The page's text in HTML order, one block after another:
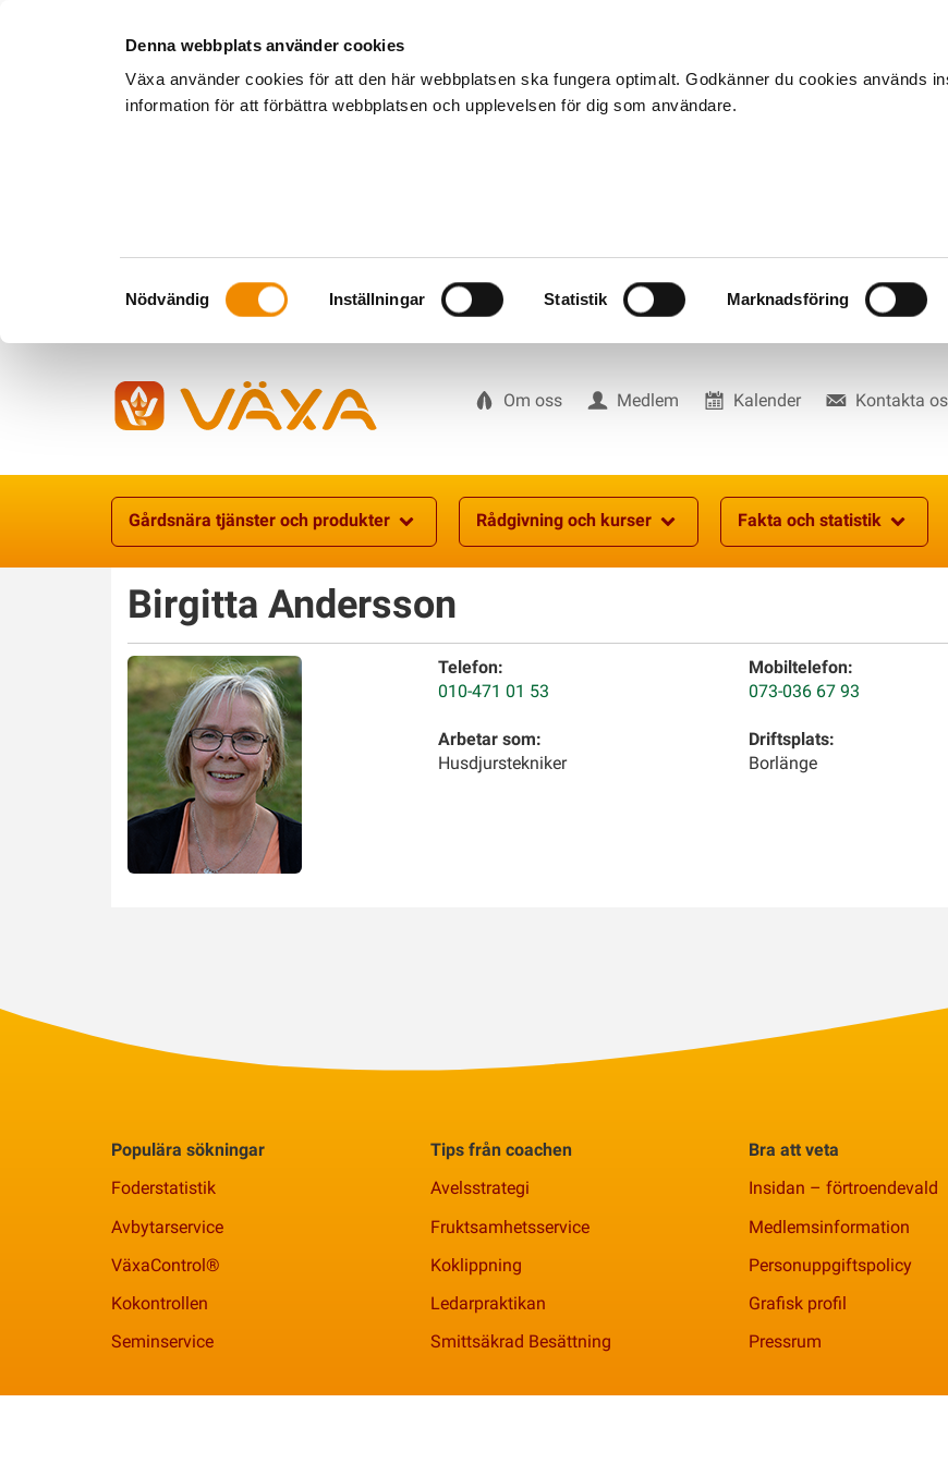
Denna webbplats använder cookies
Växa använder cookies för att den här webbplatsen ska fungera optimalt. Godkänner du cookies används
information för att förbättra webbplatsen och upplevelsen för dig som användare.
Samtyckesval
Nödvändig Inställningar Statistik Marknadsföring
Om oss Medlem Kalender Kontakta
Gårdsnära tjänster och produkter
Rådgivning och kurser Fakta och statistik
Birgitta Andersson
Telefon:
010-471 01 53
Mobiltelefon:
073-036 67 93
Arbetar som:
Husdjurstekniker
Driftsplats:
Borlänge
Populära sökningar
Foderstatistik
Avbytarservice
VäxaControl®
Kokontrollen
Seminservice
Tips från coachen
Avelsstrategi
Fruktsamhetsservice
Koklippning
Ledarpraktikan
Smittsäkrad Besättning
Bra att veta
Insidan – förtroendevald
Medlemsinformation
Personuppgiftspolicy
Grafisk profil
Pressrum